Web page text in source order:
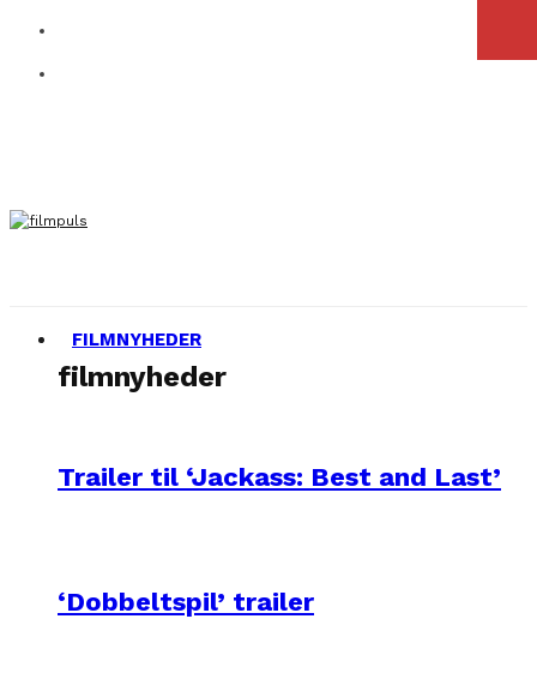
FILMNYHEDER
filmnyheder
Trailer til ‘Jackass: Best and Last’
‘Dobbeltspil’ trailer